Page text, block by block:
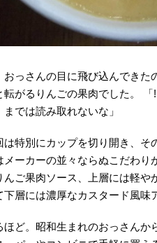
おっさんの目に飛び込んでき
転がるりんごの果肉でした。
では読み取れないな」
は特別にカップを切り開き、
メーカーの並々ならぬこだわ
んご果肉ソース、上層には軽
層には濃厚なカスタード風味
ど。昭和生まれのおっさんか